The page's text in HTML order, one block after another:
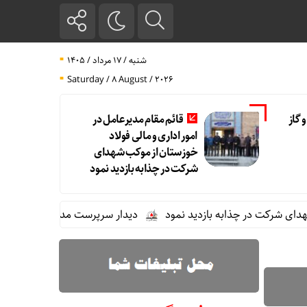
شنبه / ۱۷ مرداد / ۱۴۰۵
Saturday / 8 August / 2026
گاز
قائم مقام مدیرعامل در
امور اداری و مالی فولاد
خوزستان از موکب شهدای
شرکت در چذابه بازدید نمود
در چذابه بازدید نمود دیدار سرپرست مدیریت عملیات نفت و گاز